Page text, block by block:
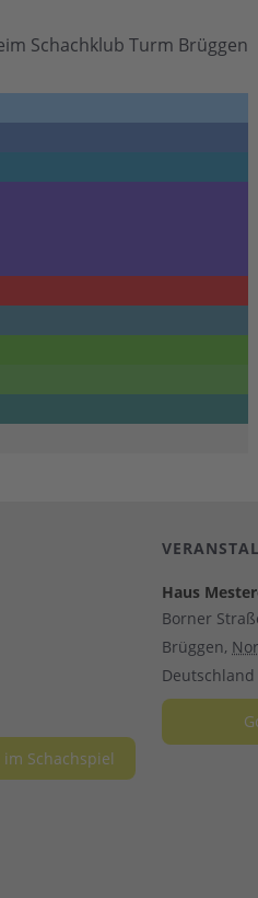
Schachklub Turm Brüggen
Schachspiel
Haus
Borner
Brüggen,
Deutschland